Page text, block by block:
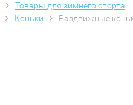
Товары для зимнего спорта
Коньки Раздвижные